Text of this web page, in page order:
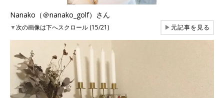
Nanako（＠nanako_golf）さん
▼次の画像は下へスクロール (15/21) ▶元記事を見る